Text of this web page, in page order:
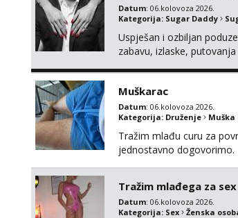
Datum: 06.kolovoza 2026.
Kategorija: Sugar Daddy
Uspješan i ozbiljan
zabavu, izlaske,
Muškarac
Datum: 06.kolovoza 2026.
Kategorija: Druženje Muška
Tražim mlađu curu za
jednostavno dogovorimo.
Tražim mlađega za sex
Datum: 06.kolovoza 2026.
Kategorija: Sex Ženska